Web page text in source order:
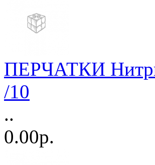
ПЕРЧАТКИ
/10
..
0.00р.